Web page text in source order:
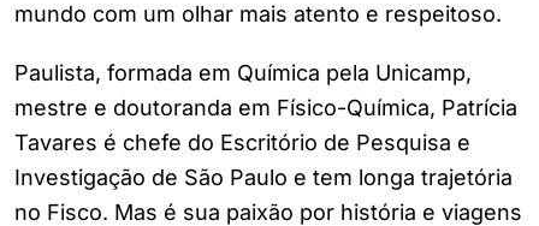
mundo com um olhar mais atento e respeitoso.
Paulista, formada em Química pela Unicamp,
mestre e doutoranda em Físico-Química, Patrícia
Tavares é chefe do Escritório de Pesquisa e
Investigação de São Paulo e tem longa trajetória
no Fisco. Mas é sua paixão por história e viagens